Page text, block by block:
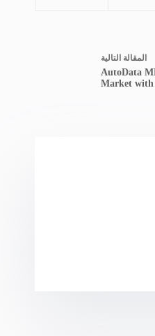
المقالة التالية
AutoData
Market with